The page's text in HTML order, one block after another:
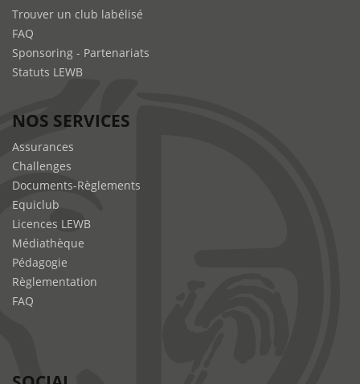
Trouver un club labélisé
FAQ
Sponsoring - Partenariats
Statuts LEWB
NOS SERVICES
Assurances
Challenges
Documents-Règlements
Equiclub
Licences LEWB
Médiathèque
Pédagogie
Règlementation
FAQ